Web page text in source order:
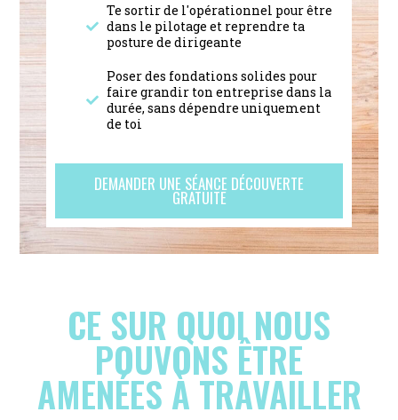
Te sortir de l'opérationnel pour être
dans le pilotage et reprendre ta
posture de dirigeante
Poser des fondations solides pour
faire grandir ton entreprise dans la
durée, sans dépendre uniquement
de toi
DEMANDER UNE SÉANCE DÉCOUVERTE
GRATUITE
CE SUR QUOI NOUS
POUVONS ÊTRE
AMENÉES À TRAVAILLER